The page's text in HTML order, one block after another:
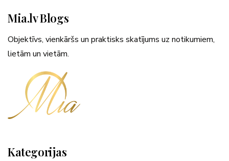
Mia.lv Blogs
Objektīvs, vienkāršs un praktisks skatījums uz notikumiem,
lietām un vietām.
Kategorijas